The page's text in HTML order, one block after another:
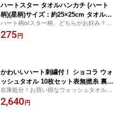
ハートスター タオルハンカチ (ハート
柄)(星柄)サイズ：約25×25cm タオルハ
ンカチ ミニタオルカントリー アメリ
カンテイストかわいいタオル カントリ
ハート柄orスター柄、どちらがお好み？か
わいいタオル カントリー雑貨クリスマス
プレゼント プチギフト 卒業記念品 結婚
275 円
かわいいハート刺繍付！ ショコラ ウォ
ッシュタオル 10枚セット表無撚糸 裏普
通糸 ハート 刺繍 やわらか ふわふわ 10
枚組中国産 サイズ約34×35cmタオルの
在庫処分！お買い得なウォッシュタオル10
枚組
2,640 円